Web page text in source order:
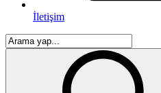
İletişim